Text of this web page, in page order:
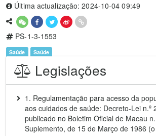
Última actualização: 2024-10-04 09:49
PS-1-3-1553
Saúde Saúde
Legislações
1. Regulamentação para acesso da
aos cuidados de saúde: Decreto-Lei n.º
publicado no Boletim Oficial de Macau
Suplemento, de 15 de Março de 1986